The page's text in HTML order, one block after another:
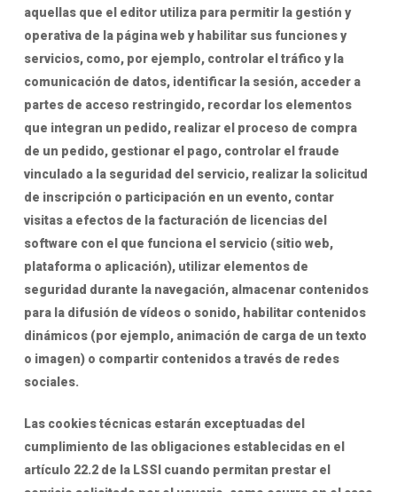
aquellas que el editor utiliza para permitir la gestión y
operativa de la página web y habilitar sus funciones y
servicios, como, por ejemplo, controlar el tráfico y la
comunicación de datos, identificar la sesión, acceder a
partes de acceso restringido, recordar los elementos
que integran un pedido, realizar el proceso de compra
de un pedido, gestionar el pago, controlar el fraude
vinculado a la seguridad del servicio, realizar la solicitud
de inscripción o participación en un evento, contar
visitas a efectos de la facturación de licencias del
software con el que funciona el servicio (sitio web,
plataforma o aplicación), utilizar elementos de
seguridad durante la navegación, almacenar contenidos
para la difusión de vídeos o sonido, habilitar contenidos
dinámicos (por ejemplo, animación de carga de un texto
o imagen) o compartir contenidos a través de redes
sociales.
Las cookies técnicas estarán exceptuadas del
cumplimiento de las obligaciones establecidas en el
artículo 22.2 de la LSSI cuando permitan prestar el